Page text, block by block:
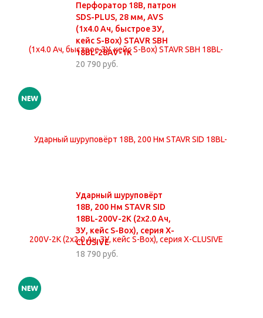
Перфоратор 18В, патрон
SDS-PLUS, 28 мм, AVS
(1х4.0 Ач, быстрое ЗУ,
кейс S-Box) STAVR SBH
18BL-28AV-1K
20 790 руб.
Ударный шуруповёрт
18В, 200 Нм STAVR SID
18BL-200V-2K (2х2.0 Ач,
ЗУ, кейс S-Box), серия X-
CLUSIVE
18 790 руб.